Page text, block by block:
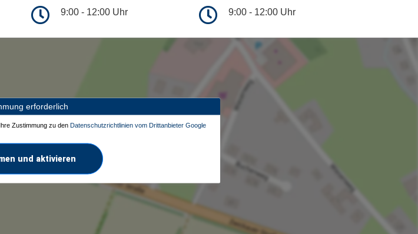
9:00 - 12:00 Uhr 9:00 - 12:00 Uhr
erforderlich
Zustimmung zu den Datenschutzrichtlinien vom Drittanbieter Google
und aktivieren